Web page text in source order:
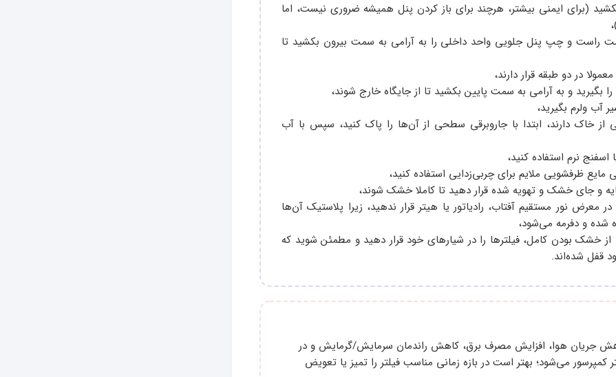
(برای ایمنی بیشتر، هرچند برای باز کردن پنل همیشه ضروری نیست، اما
راست و چپ پنل جلویی واحد داخلی را به آرامی به سمت بیرون بکشید تا
در دو طبقه قرار دارند،
را بگیرید و به آرامی به سمت پایین بکشید تا از جایگاه خارج شوند،
آب ولرم بگیرید،
از خاک دارند، ابتدا با جاروبرقی سطحی از آن‌ها را پاک کنید، سپس با آب
اسفنج نرم استفاده کنید،
مایع ظرفشویی ملایم برای چربی‌زدایی استفاده کنید،
و جای خشک و تهویه‌ شده قرار دهید تا کاملا خشک شوند،
در معرض نور مستقیم آفتاب، رادیاتور یا هیتر قرار ندهید، زیرا پلاستیک آن‌ها
و دفرمه می‌شود،
خشک بودن کامل، فیلترها را در شیارهای خود قرار دهید و مطمئن شوید که
قفل شده‌اند.
جریان هوا، افزایش مصرف برق، کاهش راندمان سرمایش/گرمایش و در
کمپرسور می‌شود؛ بهتر است در بازه زمانی مناسب فیلتر را تمیز یا تعویض